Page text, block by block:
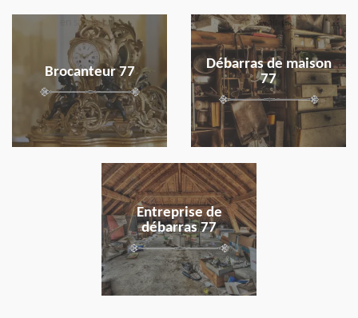
Brocanteur 77
en savoir plus
Débarras de maison
77
en savoir plus
Entreprise de
débarras 77
en savoir plus